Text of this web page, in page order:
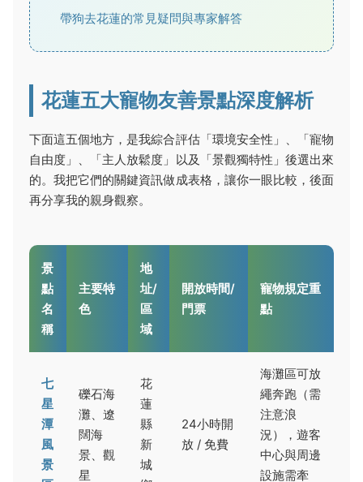
帶狗去花蓮的常見疑問與專家解答
花蓮五大寵物友善景點深度解析
下面這五個地方，是我綜合評估「環境安全性」、「寵物
自由度」、「主人放鬆度」以及「景觀獨特性」後選出來
的。我把它們的關鍵資訊做成表格，讓你一眼比較，後面
再分享我的親身觀察。
景
點
名
稱
主要特
色
地
址/
區
域
開放時間/
門票
寵物規定重
點
七
星
潭
風
景
礫石海
灘、遼
闊海
景、觀
星
花
蓮
縣
新
城
24小時開
放 / 免費
海灘區可放
繩奔跑（需
注意浪
況），遊客
中心與周邊
設施需牽